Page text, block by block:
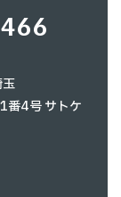
番4号 サトケ